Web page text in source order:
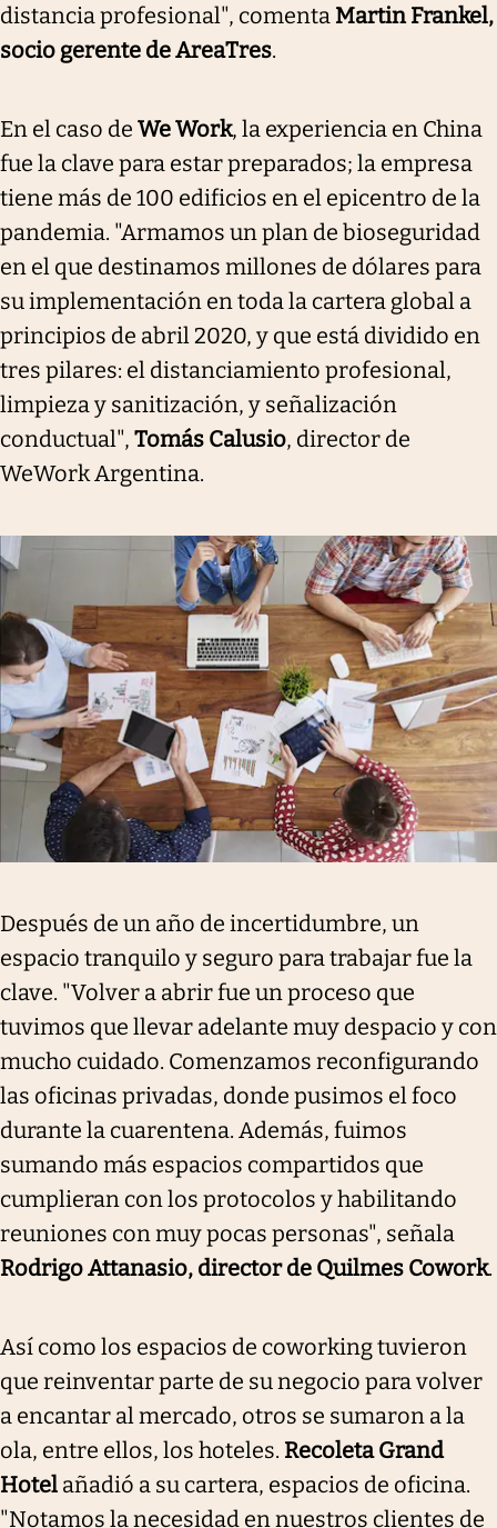
distancia profesional", comenta Martin Frankel,
socio gerente de AreaTres.
En el caso de We Work, la experiencia en China
fue la clave para estar preparados; la empresa
tiene más de 100 edificios en el epicentro de la
pandemia. "Armamos un plan de bioseguridad
en el que destinamos millones de dólares para
su implementación en toda la cartera global a
principios de abril 2020, y que está dividido en
tres pilares: el distanciamiento profesional,
limpieza y sanitización, y señalización
conductual", Tomás Calusio, director de
WeWork Argentina.
Después de un año de incertidumbre, un
espacio tranquilo y seguro para trabajar fue la
clave. "Volver a abrir fue un proceso que
tuvimos que llevar adelante muy despacio y con
mucho cuidado. Comenzamos reconfigurando
las oficinas privadas, donde pusimos el foco
durante la cuarentena. Además, fuimos
sumando más espacios compartidos que
cumplieran con los protocolos y habilitando
reuniones con muy pocas personas", señala
Rodrigo Attanasio, director de Quilmes Cowork.
Así como los espacios de coworking tuvieron
que reinventar parte de su negocio para volver
a encantar al mercado, otros se sumaron a la
ola, entre ellos, los hoteles. Recoleta Grand
Hotel añadió a su cartera, espacios de oficina.
"Notamos la necesidad en nuestros clientes de